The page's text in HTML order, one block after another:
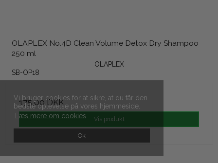
Vi bruger cookies for at sikre, at du får den
bedste oplevelse på vores hjemmeside.
Læs mere om cookies
Ok
OLAPLEX No.4D Clean Volume Detox Dry Shampoo
250 ml
OLAPLEX
SB-OP18
175,00 DKK
Vis produkt